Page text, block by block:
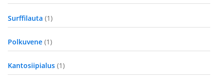
Surffilauta (1)
Polkuvene (1)
Kantosiipialus (1)